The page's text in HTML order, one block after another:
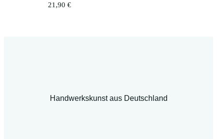
21,90 €
Handwerkskunst aus Deutschland